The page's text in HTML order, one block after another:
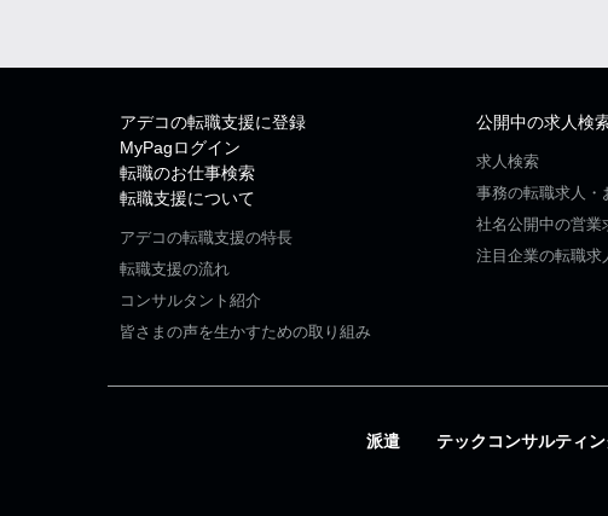
アデコの転職支援に登録
MyPagログイン
転職のお仕事検索
転職支援について
アデコの転職支援の特長
転職支援の流れ
コンサルタント紹介
皆さまの声を生かすための取り組み
公開中の求人検
求人検索
事務の転職求人・
社名公開中の営業
注目企業の転職求
派遣 テックコンサルティ